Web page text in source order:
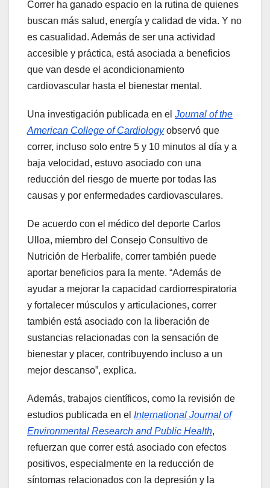
Correr ha ganado espacio en la rutina de quienes
buscan más salud, energía y calidad de vida. Y no
es casualidad. Además de ser una actividad
accesible y práctica, está asociada a beneficios
que van desde el acondicionamiento
cardiovascular hasta el bienestar mental.
Una investigación publicada en el Journal of the
American College of Cardiologyobservó que
correr, incluso solo entre 5 y 10 minutos al día y a
baja velocidad, estuvo asociado con una
reducción del riesgo de muerte por todas las
causas y por enfermedades cardiovasculares.
De acuerdo con el médico del deporte Carlos
Ulloa, miembro del Consejo Consultivo de
Nutrición de Herbalife, correr también puede
aportar beneficios para la mente. “Además de
ayudar a mejorar la capacidad cardiorrespiratoria
y fortalecer músculos y articulaciones, correr
también está asociado con la liberación de
sustancias relacionadas con la sensación de
bienestar y placer, contribuyendo incluso a un
mejor descanso”, explica.
Además, trabajos científicos, como la revisión de
estudios publicada en el International Journal of
Environmental Research and Public Health,
refuerzan que correr está asociado con efectos
positivos, especialmente en la reducción de
síntomas relacionados con la depresión y la